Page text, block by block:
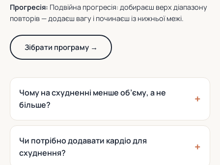
Прогресія: Подвійна прогресія: добираєш верх діапазону
повторів — додаєш вагу і починаєш із нижньої межі.
Зібрати програму →
Чому на схудненні менше об’єму, а не
більше?
Чи потрібно додавати кардіо для
схуднення?